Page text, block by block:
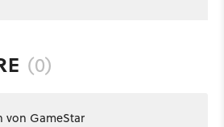
(0)
von GameStar